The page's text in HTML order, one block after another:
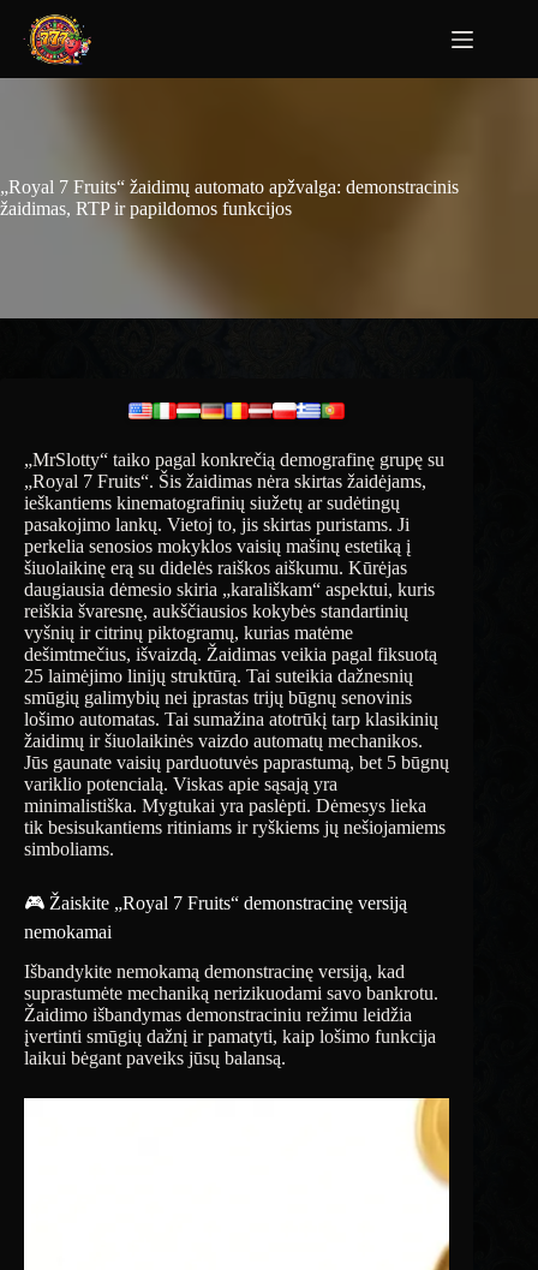
„Royal 7 Fruits“ žaidimų automato apžvalga: demonstracinis
žaidimas, RTP ir papildomos funkcijos
„MrSlotty“ taiko pagal konkrečią demografinę grupę su
„Royal 7 Fruits“. Šis žaidimas nėra skirtas žaidėjams,
ieškantiems kinematografinių siužetų ar sudėtingų
pasakojimo lankų. Vietoj to, jis skirtas puristams. Ji
perkelia senosios mokyklos vaisių mašinų estetiką į
šiuolaikinę erą su didelės raiškos aiškumu. Kūrėjas
daugiausia dėmesio skiria „karališkam“ aspektui, kuris
reiškia švaresnę, aukščiausios kokybės standartinių
vyšnių ir citrinų piktogramų, kurias matėme
dešimtmečius, išvaizdą. Žaidimas veikia pagal fiksuotą
25 laimėjimo linijų struktūrą. Tai suteikia dažnesnių
smūgių galimybių nei įprastas trijų būgnų senovinis
lošimo automatas. Tai sumažina atotrūkį tarp klasikinių
žaidimų ir šiuolaikinės vaizdo automatų mechanikos.
Jūs gaunate vaisių parduotuvės paprastumą, bet 5 būgnų
variklio potencialą. Viskas apie sąsają yra
minimalistiška. Mygtukai yra paslėpti. Dėmesys lieka
tik besisukantiems ritiniams ir ryškiems jų nešiojamiems
simboliams.
🎮 Žaiskite „Royal 7 Fruits“ demonstracinę versiją
nemokamai
Išbandykite nemokamą demonstracinę versiją, kad
suprastumėte mechaniką nerizikuodami savo bankrotu.
Žaidimo išbandymas demonstraciniu režimu leidžia
įvertinti smūgių dažnį ir pamatyti, kaip lošimo funkcija
laikui bėgant paveiks jūsų balansą.